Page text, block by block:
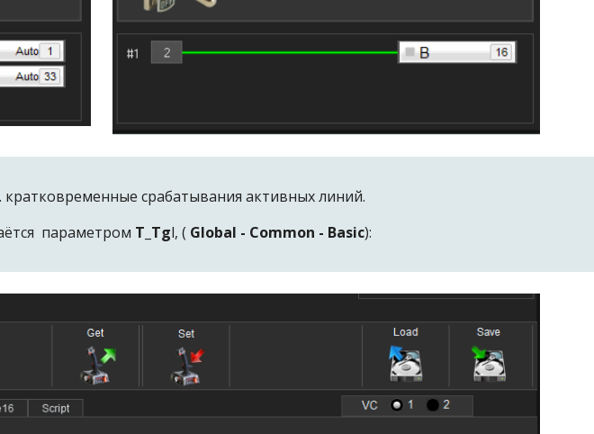
срабатывания активных линий.
параметром T_Tgl, ( Global - Common - Basic):